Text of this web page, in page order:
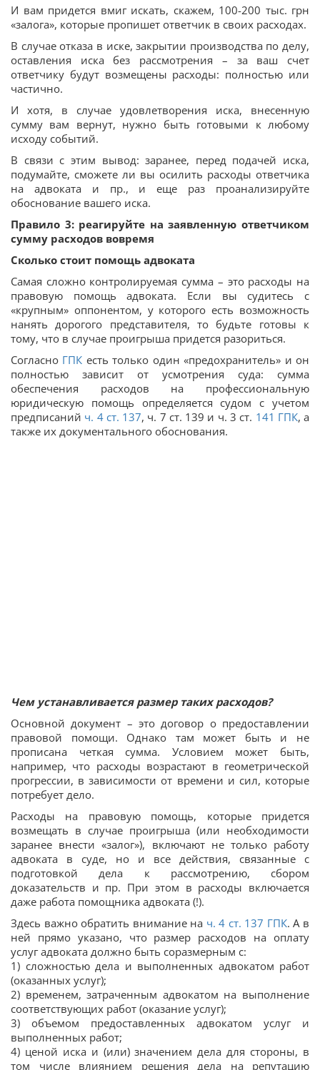
И вам придется вмиг искать, скажем, 100-200 тыс. грн
«залога», которые пропишет ответчик в своих расходах.
В случае отказа в иске, закрытии производства по делу,
оставления иска без рассмотрения – за ваш счет
ответчику будут возмещены расходы: полностью или
частично.
И хотя, в случае удовлетворения иска, внесенную
сумму вам вернут, нужно быть готовыми к любому
исходу событий.
В связи с этим вывод: заранее, перед подачей иска,
подумайте, сможете ли вы осилить расходы ответчика
на адвоката и пр., и еще раз проанализируйте
обоснование вашего иска.
Правило 3: реагируйте на заявленную ответчиком
сумму расходов вовремя
Сколько стоит помощь адвоката
Самая сложно контролируемая сумма – это расходы на
правовую помощь адвоката. Если вы судитесь с
«крупным» оппонентом, у которого есть возможность
нанять дорогого представителя, то будьте готовы к
тому, что в случае проигрыша придется разориться.
Согласно ГПК есть только один «предохранитель» и он
полностью зависит от усмотрения суда: сумма
обеспечения расходов на профессиональную
юридическую помощь определяется судом с учетом
предписаний ч. 4 ст. 137, ч. 7 ст. 139 и ч. 3 ст. 141 ГПК, а
также их документального обоснования.
Чем устанавливается размер таких расходов?
Основной документ – это договор о предоставлении
правовой помощи. Однако там может быть и не
прописана четкая сумма. Условием может быть,
например, что расходы возрастают в геометрической
прогрессии, в зависимости от времени и сил, которые
потребует дело.
Расходы на правовую помощь, которые придется
возмещать в случае проигрыша (или необходимости
заранее внести «залог»), включают не только работу
адвоката в суде, но и все действия, связанные с
подготовкой дела к рассмотрению, сбором
доказательств и пр. При этом в расходы включается
даже работа помощника адвоката (!).
Здесь важно обратить внимание на ч. 4 ст. 137 ГПК. А в
ней прямо указано, что размер расходов на оплату
услуг адвоката должно быть соразмерным с:
1) сложностью дела и выполненных адвокатом работ
(оказанных услуг);
2) временем, затраченным адвокатом на выполнение
соответствующих работ (оказание услуг);
3) объемом предоставленных адвокатом услуг и
выполненных работ;
4) ценой иска и (или) значением дела для стороны, в
том числе влиянием решения дела на репутацию